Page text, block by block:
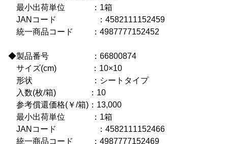
最小出荷単位 ：1箱
JANコード ：4582111152459
統一商品コード ：4987777152452
◆製品番号 ：66800874
サイズ(cm) ：10×10
形状 ：シートタイプ
入数(枚/箱) ：10
参考償還価格(￥/箱)：13,000
最小出荷単位 ：1箱
JANコード ：4582111152466
統一商品コード ：4987777152469